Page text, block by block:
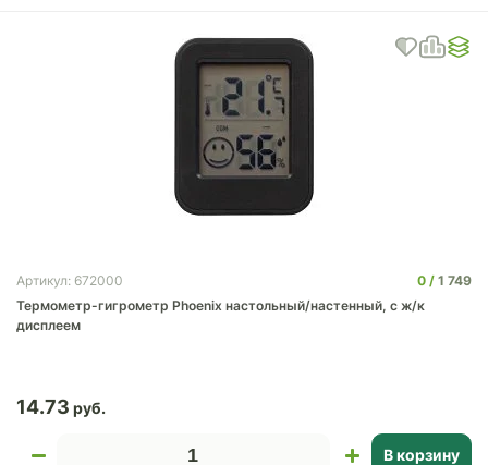
Артикул: 672000 0
1 749
Термометр-гигрометр Phoenix настольный/настенный, с ж/к
дисплеем
14.73
В корзину